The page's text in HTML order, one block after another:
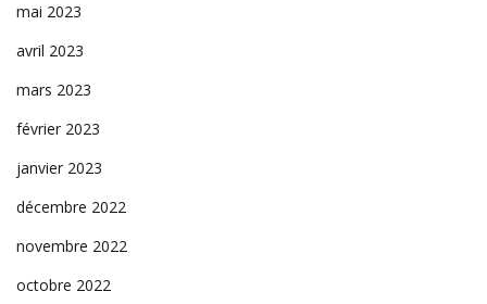
mai 2023
avril 2023
mars 2023
février 2023
janvier 2023
décembre 2022
novembre 2022
octobre 2022